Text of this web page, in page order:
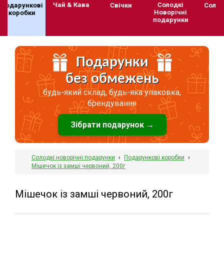
Подарункові
коробки
Чай & Кава Свічки
Солодкі
Новорічні
подарунки
Подарунки
без обмежень
будь-який склад, будь-яка упаковка,
брендування
Зібрати подарунок →
Солодкі новорічні подарунки › Подарункові коробки ›
Мішечок із замші червоний, 200г
Мішечок із замші червоний, 200г